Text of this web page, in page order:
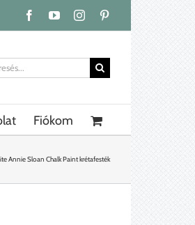
FacebookYouTubeInstagram
Fiókom
Annie Sloan Chalk Paint krétafesték